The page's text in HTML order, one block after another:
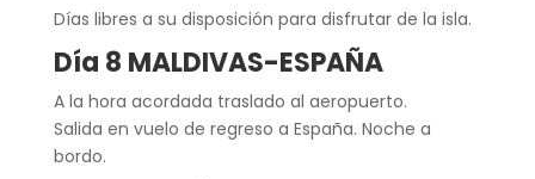
Días libres a su disposición para disfrutar de la isla.
Día 8 MALDIVAS-ESPAÑA
A la hora acordada traslado al aeropuerto.
Salida en vuelo de regreso a España. Noche a
bordo.